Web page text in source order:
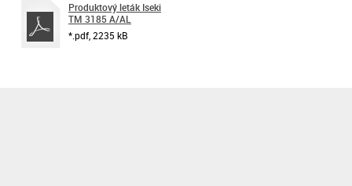
Produktový leták Iseki
TM 3185 A/AL
*.pdf, 2235 kB